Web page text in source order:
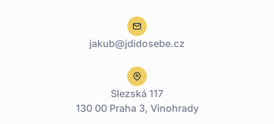
jakub@jdidosebe.cz
Slezská 117
130 00 Praha 3, Vinohrady